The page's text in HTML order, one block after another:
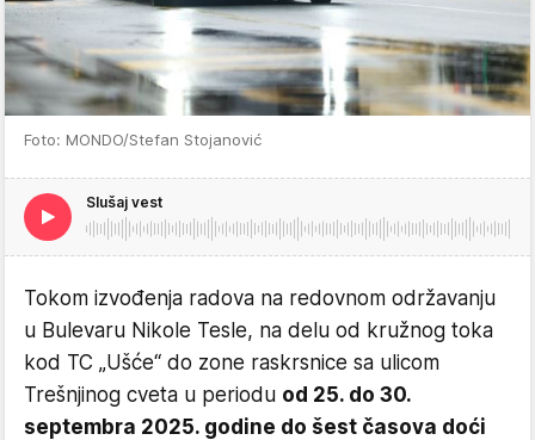
Foto: MONDO/Stefan Stojanović
Slušaj vest
Tokom izvođenja radova na redovnom održavanju
u Bulevaru Nikole Tesle, na delu od kružnog toka
kod TC „Ušće“ do zone raskrsnice sa ulicom
Trešnjinog cveta u periodu od 25. do 30.
septembra 2025. godine do šest časova doći